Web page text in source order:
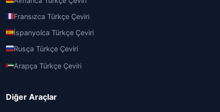
Fransızca Türkçe Çeviri
İspanyolca Türkçe Çeviri
Rusça Türkçe Çeviri
Arapça Türkçe Çeviri
Diğer Araçlar